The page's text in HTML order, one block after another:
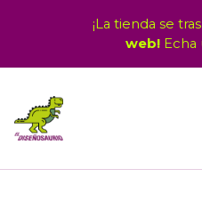
¡La tienda se
web! Echa